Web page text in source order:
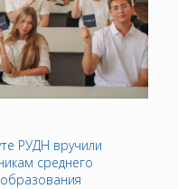
РУДН вручили
среднего